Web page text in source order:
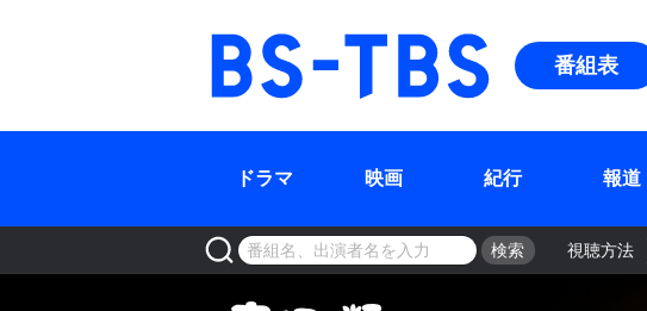
BS-TBS
番組表
ドラマ 映画 紀行 報道
検索 視聴方法